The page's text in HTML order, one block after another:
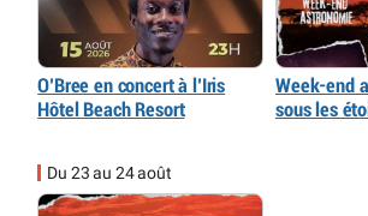
O’Bree en concert à l’Iris
Hôtel Beach Resort
Week-end
sous les
Du 23 au 24 août